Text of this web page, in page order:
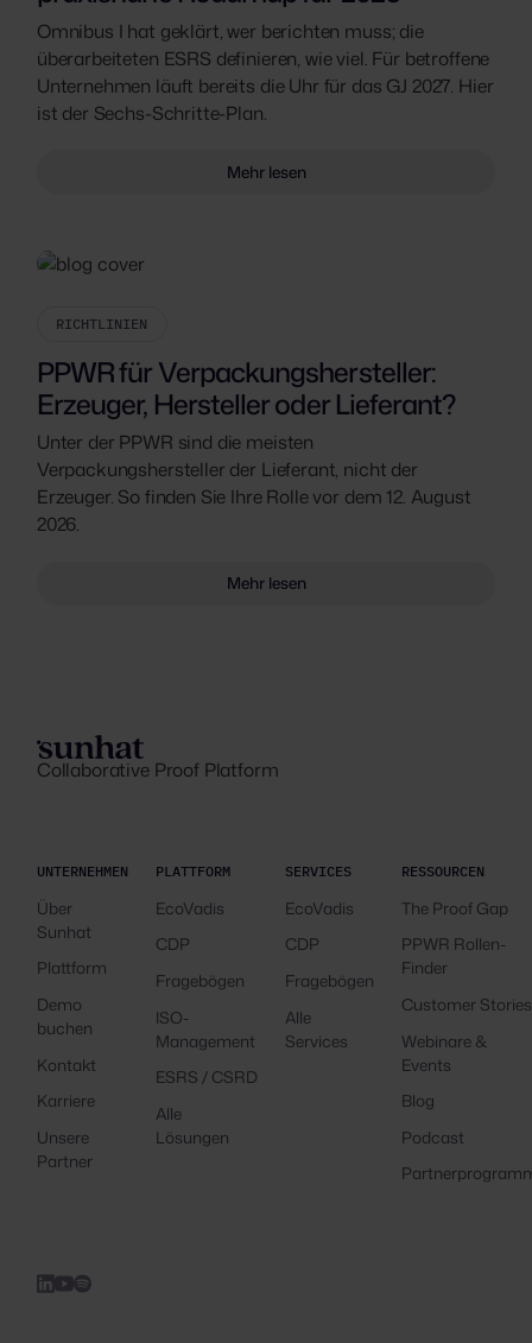
Omnibus I hat geklärt, wer berichten muss; die
überarbeiteten ESRS definieren, wie viel. Für betroffene
Unternehmen läuft bereits die Uhr für das GJ 2027. Hier
ist der Sechs-Schritte-Plan.
Mehr lesen
RICHTLINIEN
PPWR für Verpackungshersteller:
Erzeuger, Hersteller oder Lieferant?
Unter der PPWR sind die meisten
Verpackungshersteller der Lieferant, nicht der
Erzeuger. So finden Sie Ihre Rolle vor dem 12. August
2026.
Mehr lesen
Collaborative Proof Platform
UNTERNEHMEN
Über
Sunhat
Plattform
Demo
buchen
Kontakt
Karriere
Unsere
Partner
PLATTFORM
EcoVadis
CDP
Fragebögen
ISO-
Management
ESRS / CSRD
Alle
Lösungen
SERVICES
EcoVadis
CDP
Fragebögen
Alle
Services
RESSOURCEN
The Proof Gap
PPWR Rollen-
Finder
Customer Stories
Webinare &
Events
Blog
Podcast